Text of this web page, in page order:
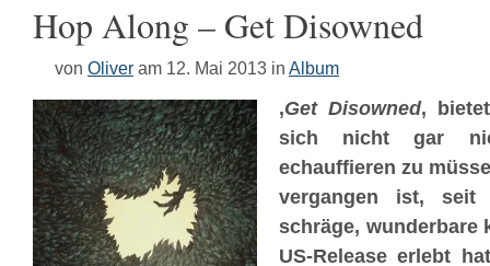
Hop Along – Get Disowned
von Oliver am 12. Mai 2013 in Album
‚Get Disowned‚
sich nicht gar
echauffieren zu
vergangen ist, seit
schräge, wunderbare
US-Release erlebt